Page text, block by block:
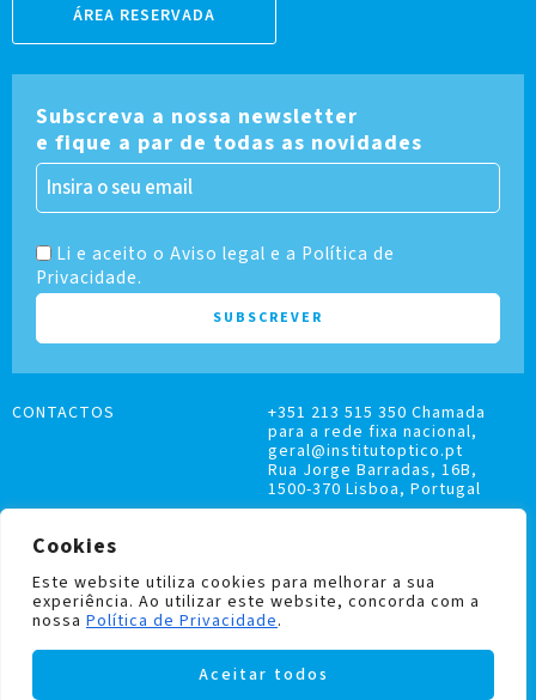
Cookies
Este website utiliza cookies para melhorar a sua
experiência. Ao utilizar este website, concorda com a
nossa Política de Privacidade.
Aceitar todos
ÁREA RESERVADA
Subscreva a nossa newsletter
e fique a par de todas as novidades
Li e aceito o Aviso legal e a Política de
Privacidade.
LIVRO DE RECLAMAÇÕES
POLÍTICA DE PRIVACIDADE E COOKIES
CONTACTOS
+351 213 515 350 Chamada
para a rede fixa nacional,
geral@institutoptico.pt
Rua Jorge Barradas, 16B,
1500-370 Lisboa, Portugal